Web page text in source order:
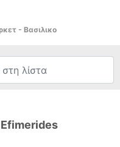
- Βασιλικο